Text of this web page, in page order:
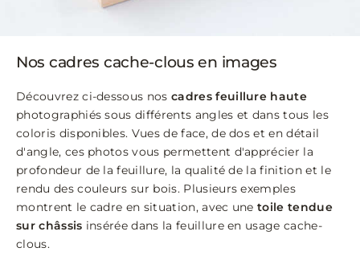
Nos cadres cache-clous en images
Découvrez ci-dessous nos cadres feuillure haute
photographiés sous différents angles et dans tous les
coloris disponibles. Vues de face, de dos et en détail
d'angle, ces photos vous permettent d'apprécier la
profondeur de la feuillure, la qualité de la finition et le
rendu des couleurs sur bois. Plusieurs exemples
montrent le cadre en situation, avec unetoile tendue
sur châssis insérée dans la feuillure en usage cache-
clous.